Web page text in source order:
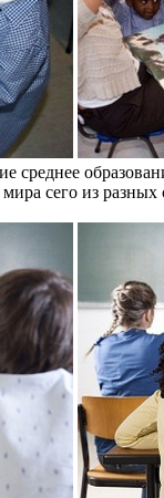
среднее
сего из